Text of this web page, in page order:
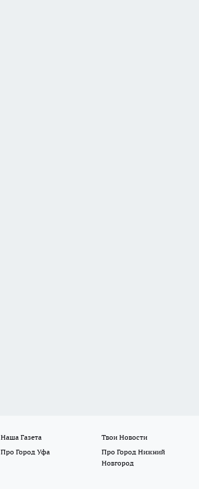
Наша Газета
Твои Новости
Про Город Уфа
Про Город Нижний
Новгород